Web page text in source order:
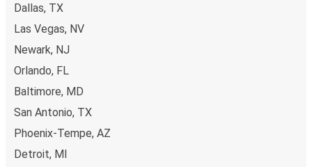
Dallas, TX
Las Vegas, NV
Newark, NJ
Orlando, FL
Baltimore, MD
San Antonio, TX
Phoenix-Tempe, AZ
Detroit, MI